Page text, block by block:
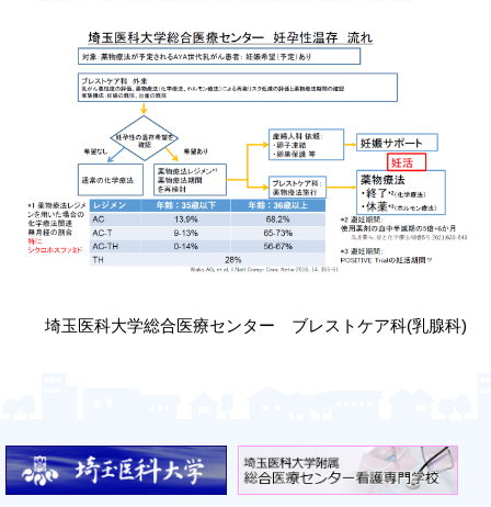
埼玉医科大学総合医療センター ブレストケア科(乳腺科)